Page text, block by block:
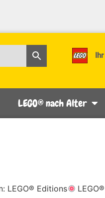
LEGO® nach Alter
LEGO® Editions